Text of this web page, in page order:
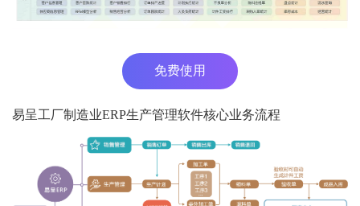
免费使用
易呈工厂制造业ERP生产管理软件核心业务流程